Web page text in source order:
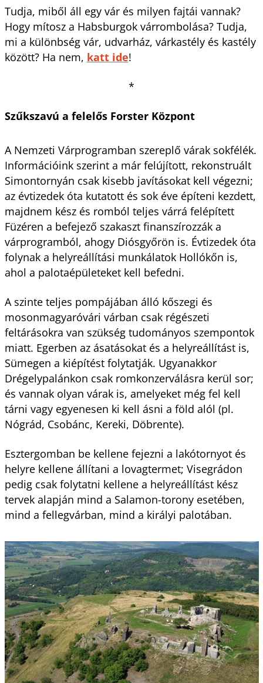
Tudja, miből áll egy vár és milyen fajtái vannak?
Hogy mítosz a Habsburgok várrombolása? Tudja,
mi a különbség vár, udvarház, várkastély és kastély
között? Ha nem, katt ide!
*
Szűkszavú a felelős Forster Központ
A Nemzeti Várprogramban szereplő várak sokfélék.
Információink szerint a már felújított, rekonstruált
Simontornyán csak kisebb javításokat kell végezni;
az évtizedek óta kutatott és sok éve építeni kezdett,
majdnem kész és romból teljes várrá felépített
Füzéren a befejező szakaszt finanszírozzák a
várprogramból, ahogy Diósgyőrön is. Évtizedek óta
folynak a helyreállítási munkálatok Hollókőn is,
ahol a palotaépületeket kell befedni.
A szinte teljes pompájában álló kőszegi és
mosonmagyaróvári várban csak régészeti
feltárásokra van szükség tudományos szempontok
miatt. Egerben az ásatásokat és a helyreállítást is,
Sümegen a kiépítést folytatják. Ugyanakkor
Drégelypalánkon csak romkonzerválásra kerül sor;
és vannak olyan várak is, amelyeket még fel kell
tárni vagy egyenesen ki kell ásni a föld alól (pl.
Nógrád, Csobánc, Kereki, Döbrente).
Esztergomban be kellene fejezni a lakótornyot és
helyre kellene állítani a lovagtermet; Visegrádon
pedig csak folytatni kellene a helyreállítást kész
tervek alapján mind a Salamon-torony esetében,
mind a fellegvárban, mind a királyi palotában.